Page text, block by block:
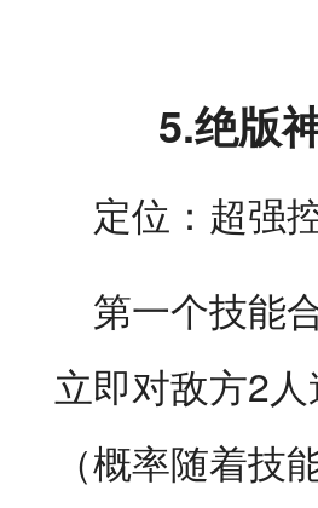
5.绝
定位：超强
第一个技能
立即对敌方2
（概率随着